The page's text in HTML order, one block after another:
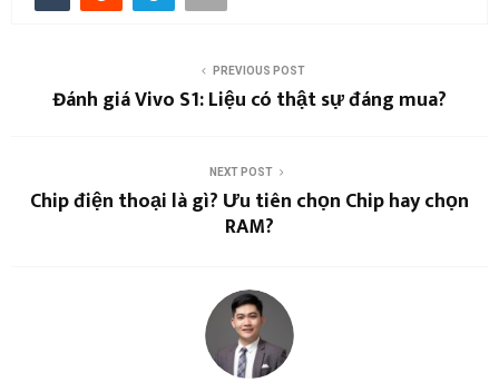
PREVIOUS POST
Đánh giá Vivo S1: Liệu có thật sự đáng mua?
NEXT POST
Chip điện thoại là gì? Ưu tiên chọn Chip hay chọn
RAM?